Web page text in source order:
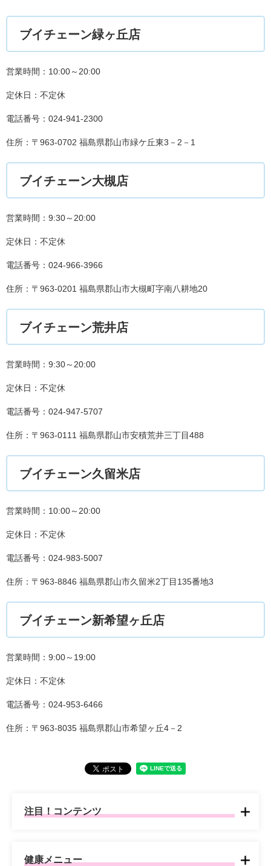
ブイチェーン緑ヶ丘店
営業時間：10:00～20:00
定休日：不定休
電話番号：024-941-2300
住所：〒963-0702 福島県郡山市緑ケ丘東3－2－1
ブイチェーン大槻店
営業時間：9:30～20:00
定休日：不定休
電話番号：024-966-3966
住所：〒963-0201 福島県郡山市大槻町字南八耕地20
ブイチェーン荒井店
営業時間：9:30～20:00
定休日：不定休
電話番号：024-947-5707
住所：〒963-0111 福島県郡山市安積荒井三丁目488
ブイチェーン久留米店
営業時間：10:00～20:00
定休日：不定休
電話番号：024-983-5007
住所：〒963-8846 福島県郡山市久留米2丁目135番地3
ブイチェーン新希望ヶ丘店
営業時間：9:00～19:00
定休日：不定休
電話番号：024-953-6466
住所：〒963-8035 福島県郡山市希望ヶ丘4－2
注目！コンテンツ
健康メニュー